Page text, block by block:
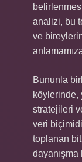
analizi, bu
ve
Bununla
köylerinde,
stratejileri
veri
toplanan
dayanışma